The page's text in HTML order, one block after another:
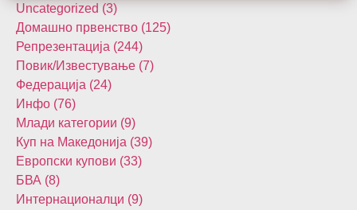
Uncategorized (3)
Домашнo првенство (125)
Репрезентација (244)
Повик/Известување (7)
Федерација (24)
Инфо (76)
Млади категории (9)
Куп на Македонија (39)
Европски купови (33)
БВА (8)
Интернационалци (9)